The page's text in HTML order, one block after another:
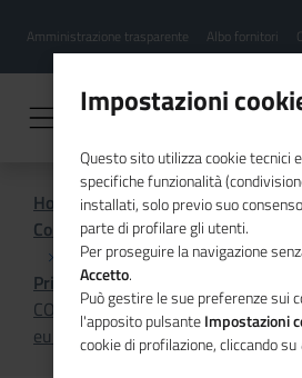
contenuto
Menu
hamburgher
Amministrazione trasparente Albo fornitori
Home
Comunicazione istituzionale per il
Primo Piano
COVID-19: il contributo di
europeo online del 26 marzo
Impostazioni
Questo sito utilizza cookie tecnici
specifiche funzionalità
installati, solo previo suo
parte di profilare gli utenti.
Per proseguire la navigazione
Accetto.
Può gestire le sue preferenze sui
l'apposito pulsanteImpostazioni
cookie di profilazione, cliccando su